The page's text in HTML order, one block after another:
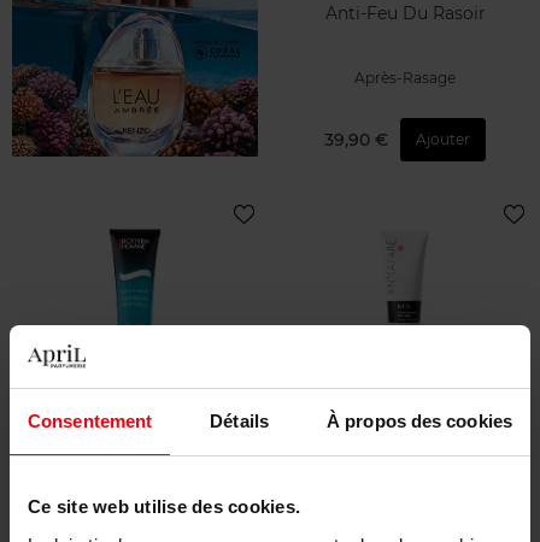
Consentement Détails À propos des cookies
Ce site web utilise des cookies.
Anti-Feu Du Rasoir
Après-Rasage
39,90 € Ajouter
BIOTHERM
Aquafitness
Gel douche
ANNAYAKE
Mousse nettoyante et de
rasage